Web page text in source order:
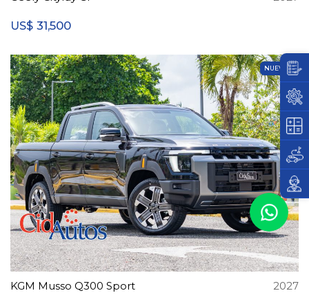
US$ 31,500
NUEVO
KGM Musso Q300 Sport 2027